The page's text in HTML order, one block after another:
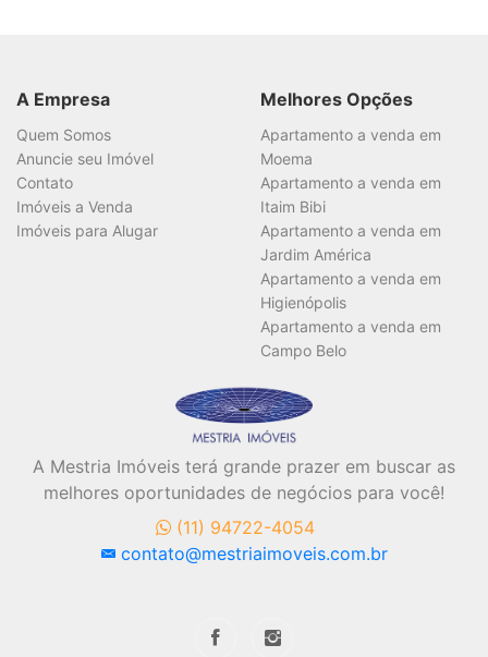
Vagas
Área Útil (m²)
BUSCAR
A Empresa
Quem Somos
Anuncie seu Imóvel
Contato
Imóveis a Venda
Imóveis para Alugar
Melhores Opções
Apartamento a venda em
Moema
Apartamento a venda em
Itaim Bibi
Apartamento a venda em
Jardim América
Apartamento a venda em
Higienópolis
Apartamento a venda em
Campo Belo
A Mestria Imóveis terá grande prazer em buscar as
melhores oportunidades de negócios para você!
(11) 94722-4054
contato@mestriaimoveis.com.br